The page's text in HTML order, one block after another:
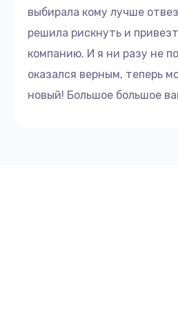
выбирала кому лучше
решила рискнуть и
компанию. И я ни разу не
оказался верным, теперь
новый! Большое большое